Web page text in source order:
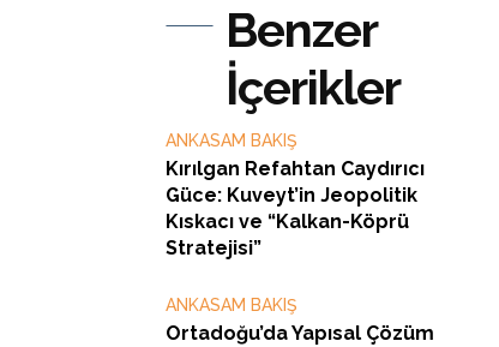
Benzer
İçerikler
ANKASAM BAKIŞ
Kırılgan Refahtan Caydırıcı
Güce: Kuveyt’in Jeopolitik
Kıskacı ve “Kalkan-Köprü
Stratejisi”
ANKASAM BAKIŞ
Ortadoğu’da Yapısal Çözüm